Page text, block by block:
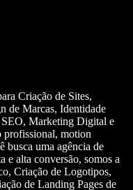
Criação de Sites,
de Marcas, Identidade
Marketing Digital e
profissional, motion
busca uma agência de
e alta conversão, somos a
Criação de Logotipos,
de Landing Pages de